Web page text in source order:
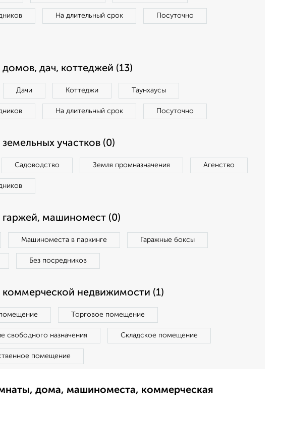
На длительный срок Посуточно
дач, коттеджей (13)
Дачи Коттеджи Таунхаусы
На длительный срок Посуточно
участков (0)
Садоводство Земля промназначения Агенство
гаржей, машиномест (0)
Машиноместа в паркинге Гаражные боксы
Без посредников
коммерческой недвижимости (1)
Торговое помещение
свободного назначения Складское помещение
помещение
дома, машиноместа, коммерческая